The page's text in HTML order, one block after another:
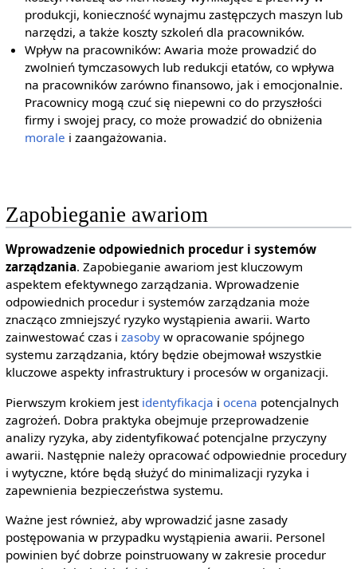
produkcji, konieczność wynajmu zastępczych maszyn lub
narzędzi, a także koszty szkoleń dla pracowników.
Wpływ na pracowników: Awaria może prowadzić do
zwolnień tymczasowych lub redukcji etatów, co wpływa
na pracowników zarówno finansowo, jak i emocjonalnie.
Pracownicy mogą czuć się niepewni co do przyszłości
firmy i swojej pracy, co może prowadzić do obniżenia
morale i zaangażowania.
Zapobieganie awariom
Wprowadzenie odpowiednich procedur i systemów
zarządzania. Zapobieganie awariom jest kluczowym
aspektem efektywnego zarządzania. Wprowadzenie
odpowiednich procedur i systemów zarządzania może
znacząco zmniejszyć ryzyko wystąpienia awarii. Warto
zainwestować czas i zasobyw opracowanie spójnego
systemu zarządzania, który będzie obejmował wszystkie
kluczowe aspekty infrastruktury i procesów w organizacji.
Pierwszym krokiem jest identyfikacja i ocena potencjalnych
zagrożeń. Dobra praktyka obejmuje przeprowadzenie
analizy ryzyka, aby zidentyfikować potencjalne przyczyny
awarii. Następnie należy opracować odpowiednie procedury
i wytyczne, które będą służyć do minimalizacji ryzyka i
zapewnienia bezpieczeństwa systemu.
Ważne jest również, aby wprowadzić jasne zasady
postępowania w przypadku wystąpienia awarii. Personel
powinien być dobrze poinstruowany w zakresie procedur